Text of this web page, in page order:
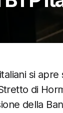
si
di
della